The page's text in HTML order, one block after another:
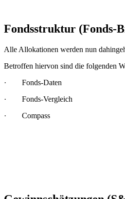
Fondsstruktur (Fonds-
Alle Allokationen werden nun
Betroffen hiervon sind die folgenden
· Fonds-Daten
· Fonds-Vergleich
· Compass